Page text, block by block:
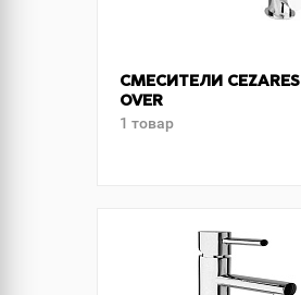
СМЕСИТЕЛИ CEZARES
OVER
1 товар